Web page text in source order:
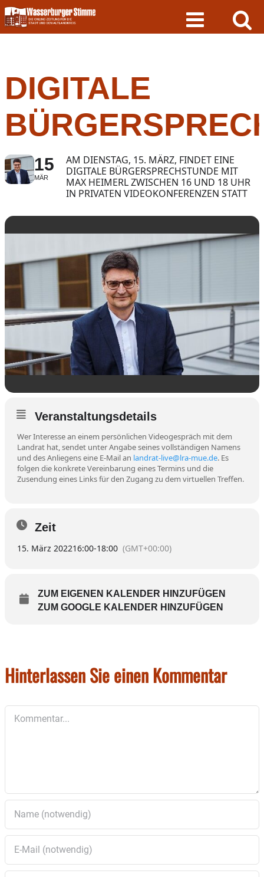
Skip
to
content
DIGITALE
15
MÄR
AM DIENSTAG, 15. MÄRZ, FINDET EINE
DIGITALE BÜRGERSPRECHSTUNDE MIT
MAX HEIMERL ZWISCHEN 16 UND 18 UHR
IN PRIVATEN VIDEOKONFERENZEN STATT
Veranstaltungsdetails
Wer Interesse an einem persönlichen Videogespräch mit dem
Landrat hat, sendet unter Angabe seines vollständigen Namens
und des Anliegens eine E-Mail an landrat-live@lra-mue.de. Es
folgen die konkrete Vereinbarung eines Termins und die
Zusendung eines Links für den Zugang zu dem virtuellen Treffen.
Zeit
15. März 202216:00-18:00 (GMT+00:00)
ZUM EIGENEN KALENDER HINZUFÜGEN
ZUM GOOGLE KALENDER HINZUFÜGEN
Hinterlassen Sie einen Kommentar